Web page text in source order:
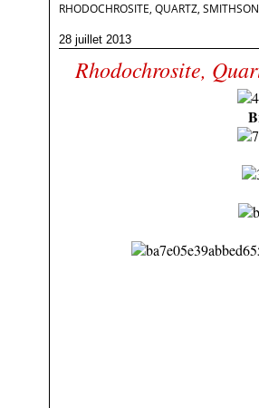
RHODOCHROSITE, QUARTZ,
28 juillet 2013
Rhodochrosite,